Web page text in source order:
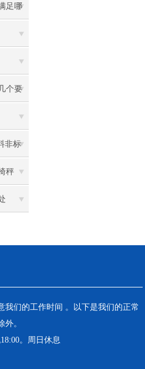
足哪
个要
非标
秤
我们的工作时间 。以下是我们的正常
。
。周日休息